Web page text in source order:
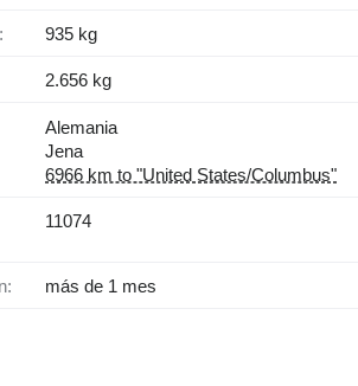
935 kg
2.656 kg
Alemania
Jena
6966 km to "United States/Columbus"
11074
más de 1 mes